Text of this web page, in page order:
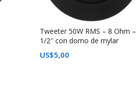
Tweeter 50W RMS – 8 Ohm –
1/2″ con domo de mylar
US$5,00